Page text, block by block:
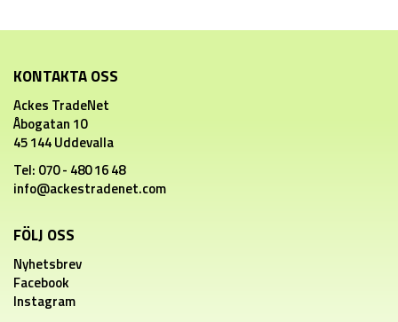
KONTAKTA OSS
Ackes TradeNet
Åbogatan 10
45 144 Uddevalla
Tel: 070 - 480 16 48
info@ackestradenet.com
FÖLJ OSS
Nyhetsbrev
Facebook
Instagram